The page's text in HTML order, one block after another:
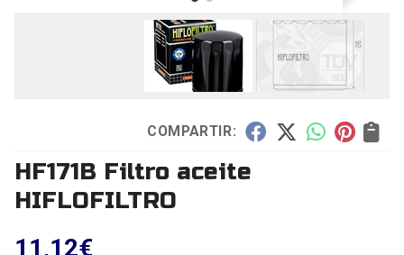
COMPARTIR:
HF171B Filtro aceite
HIFLOFILTRO
11,12€